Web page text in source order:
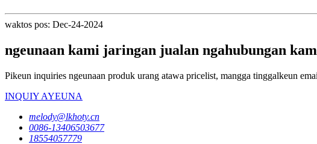
waktos pos: Dec-24-2024
ngeunaan kami jaringan jualan ngahubungan
Pikeun inquiries ngeunaan produk urang atawa pricelist, mangga tinggalkeun
INQUIY AYEUNA
melody@lkhoty.cn
0086-13406503677
18554057779